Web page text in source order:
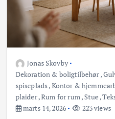
Jonas Skovby
Dekoration & boligtilbehør,
spiseplads, Kontor &
plaider,Rum for rum, Stue,
marts 14, 2026
223 views